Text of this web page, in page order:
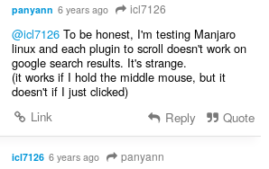
panyann 6 years ago icl7126
@icl7126To be honest, I'm testing Manjaro
linux and each plugin to scroll doesn't work on
google search results. It's strange.
(it works if I hold the middle mouse, but it
doesn't if I just clicked)
Link
Reply Quote
icl7126 6 years ago panyann